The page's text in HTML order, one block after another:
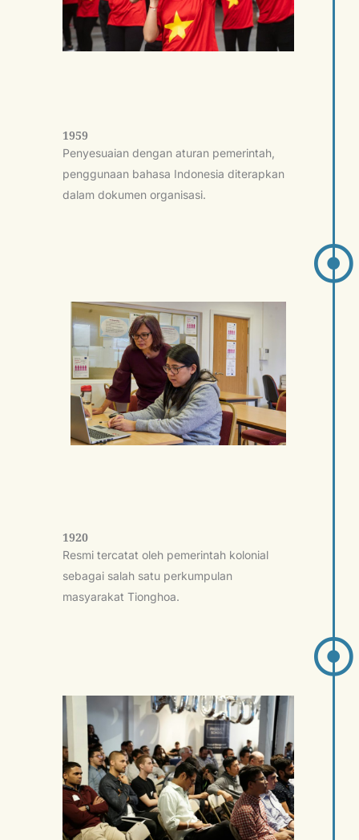
1959
Penyesuaian dengan aturan pemerintah,
penggunaan bahasa Indonesia diterapkan
dalam dokumen organisasi.
1920
Resmi tercatat oleh pemerintah kolonial
sebagai salah satu perkumpulan
masyarakat Tionghoa.